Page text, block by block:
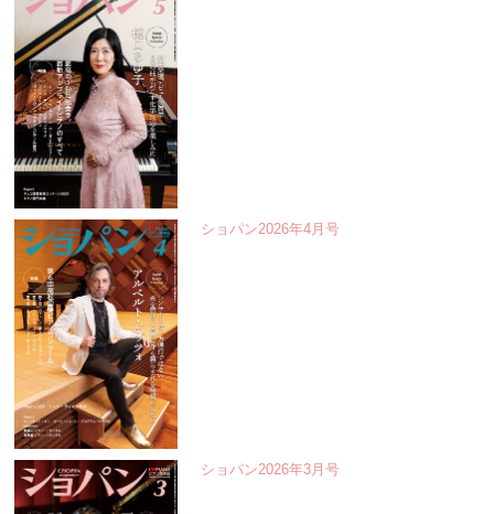
ショパン2026年4月号
ショパン2026年3月号